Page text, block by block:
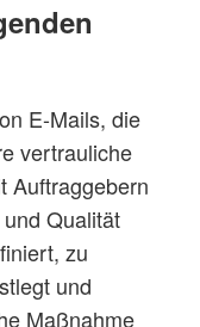
E-Mails, die
vertrauliche
Auftraggebern
Qualität
zu
und
Maßnahme